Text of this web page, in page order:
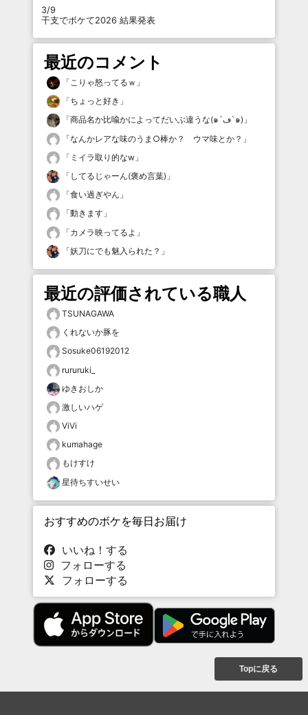
3/9
干支でボケて2026 結果発表
最近のコメント
「こりゃ怒ってるｗ 」
「ちょっと好き 」
「
商品名か比喩かによってだいぶ違うな(๑´ڡ`๑) 」
「なんかレアな味のうま○棒か？ ウマ味とか？ 」
「 ミイラ取り的なw 」
「 してるじゃーん(褒め言葉) 」
「食い過ぎやん 」
「動きます 」
「カメラ映ってるよ 」
「妖刀にでも魅入られた？ 」
最近の評価されている職人
TSUNAGAWA
くれないか豚を
Sosuke06192012
rururuki_
ゆきおしか
激しいハゲ
ViVi
kumahage
もけすけ
星待ちすいせい
おすすめのボケを毎日お届け
いいね！する
フォローする
フォローする
Topに戻る